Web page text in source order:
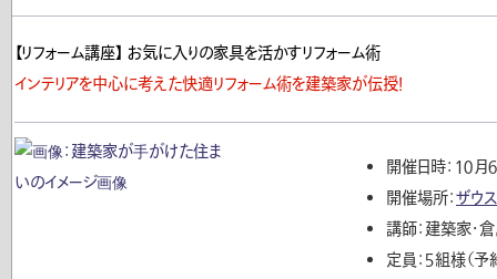
【リフォーム講座】 お気に入りの家具を活かすリフォーム術
インテリアを中心に考えた快適リフォーム術を建築家が伝授！
開催日時：１０月
開催場所：ザウ
講師：建築家・
定員：５組様（予